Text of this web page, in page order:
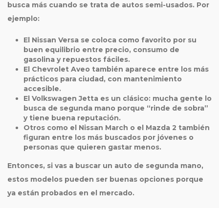
busca más cuando se trata de autos semi-usados. Por
ejemplo:
El Nissan Versa se coloca como favorito por su
buen equilibrio entre precio, consumo de
gasolina y repuestos fáciles.
El Chevrolet Aveo también aparece entre los más
prácticos para ciudad, con mantenimiento
accesible.
El Volkswagen Jetta es un clásico: mucha gente lo
busca de segunda mano porque “rinde de sobra”
y tiene buena reputación.
Otros como el Nissan March o el Mazda 2 también
figuran entre los más buscados por jóvenes o
personas que quieren gastar menos.
Entonces, si vas a buscar un auto de segunda mano,
estos modelos pueden ser buenas opciones porque
ya están probados en el mercado.